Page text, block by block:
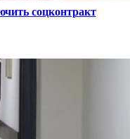
соцконтракт